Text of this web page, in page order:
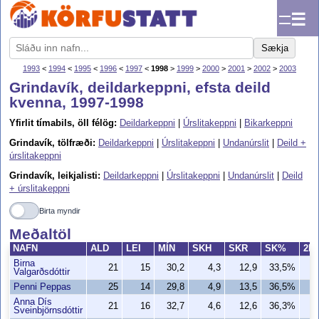
☰
Sækja
1993 < 1994 < 1995 < 1996 < 1997 < 1998 > 1999 > 2000 > 2001 > 2002 > 2003
Grindavík, deildarkeppni, efsta deild
kvenna, 1997-1998
Yfirlit tímabils, öll félög: Deildarkeppni Úrslitakeppni
Bikarkeppni
Grindavík, tölfræði: Deildarkeppni Úrslitakeppni Undanúrslit
Deild +
úrslitakeppni
Grindavík, leikjalisti: Deildarkeppni Úrslitakeppni Undanúrslit
Deild
+ úrslitakeppni
Birta myndir
Meðaltöl
NAFN ALD LEI MÍN SKH SKR SK%
2H
Birna
Valgarðsdóttir
21 15 30,2 4,3 12,9 33,5%
Penni Peppas
25 14 29,8 4,9 13,5 36,5%
Anna Dís
Sveinbjörnsdóttir
21 16 32,7 4,6 12,6 36,3%